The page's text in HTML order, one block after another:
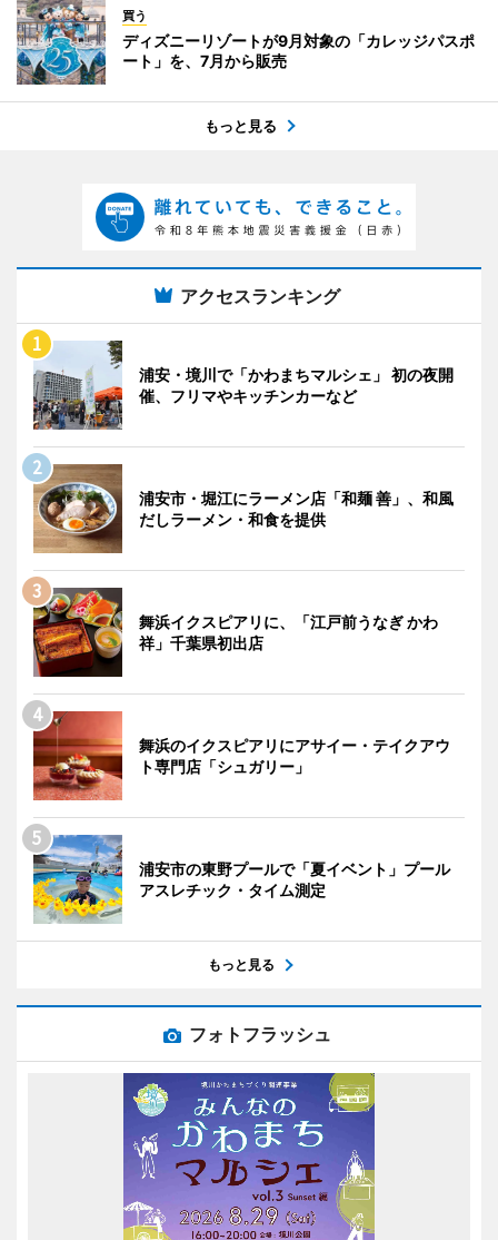
買う
ディズニーリゾートが9月対象の「カレッジパスポ
ート」を、7月から販売
もっと見る
アクセスランキング
浦安・境川で「かわまちマルシェ」 初の夜開
催、フリマやキッチンカーなど
浦安市・堀江にラーメン店「和麺 善」、和風
だしラーメン・和食を提供
舞浜イクスピアリに、「江戸前うなぎ かわ
祥」千葉県初出店
舞浜のイクスピアリにアサイー・テイクアウ
ト専門店「シュガリー」
浦安市の東野プールで「夏イベント」プール
アスレチック・タイム測定
もっと見る
フォトフラッシュ